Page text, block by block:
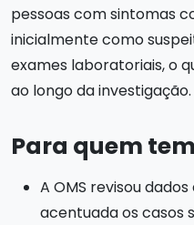
pessoas com sintomas
inicialmente como
exames laboratoriais, o
ao longo da investigação.
Para quem
A OMS revisou
acentuada os casos